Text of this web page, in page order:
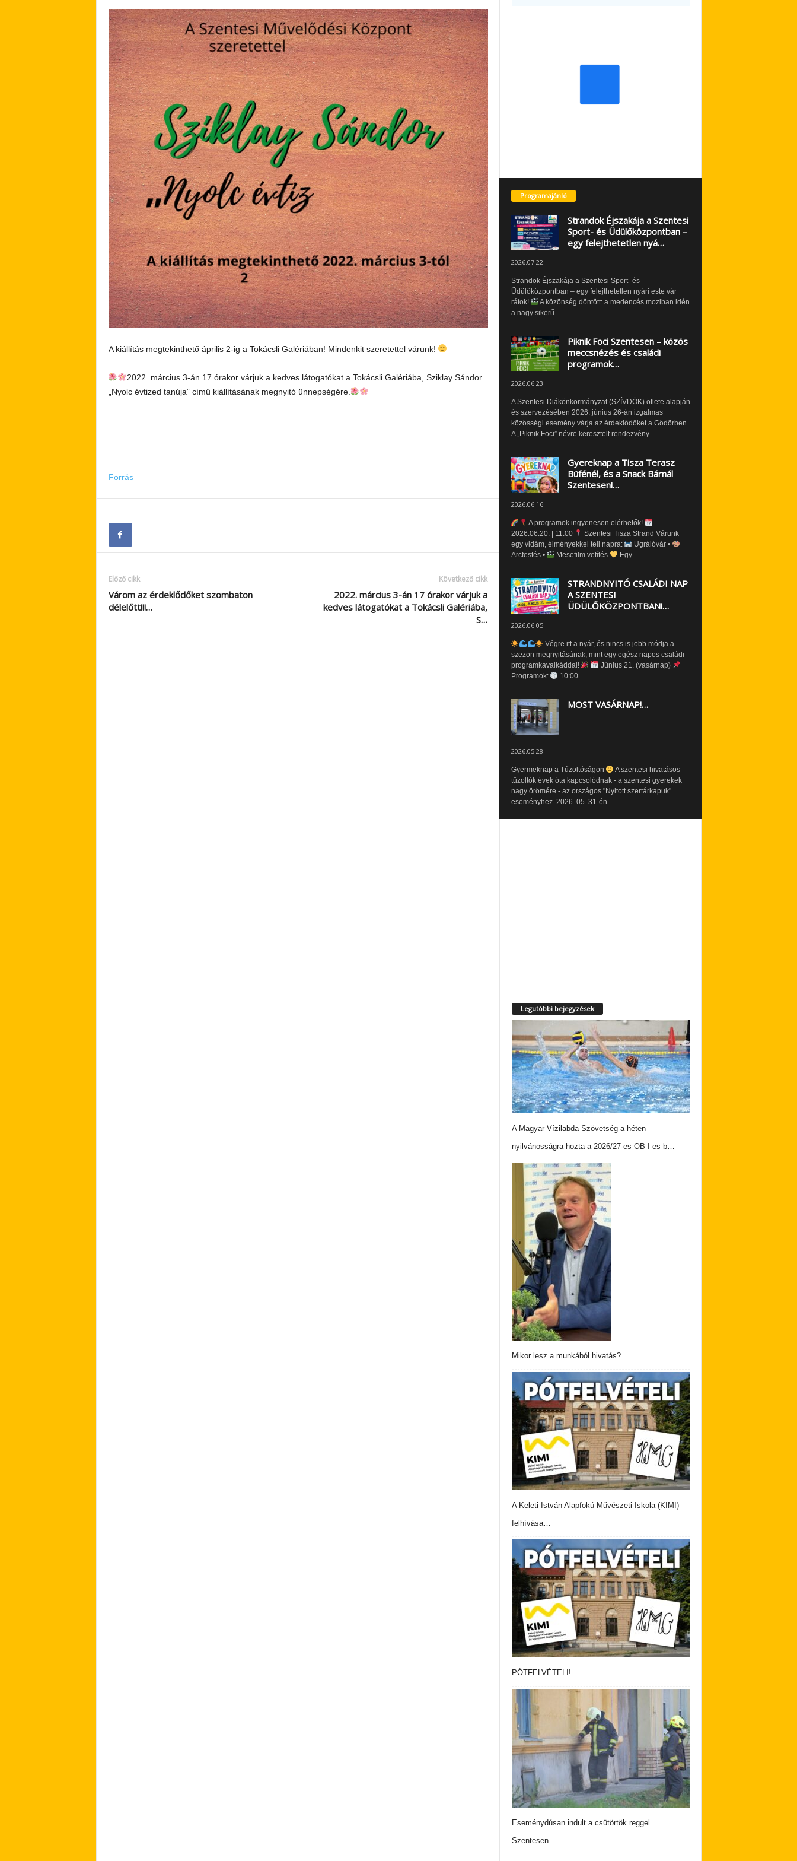
A kiállítás megtekinthető április 2-ig a Tokácsli Galériában! Mindenkit szeretettel várunk!
2022. március 3-án 17 órakor várjuk a kedves látogatókat a Tokácsli Galériába, Sziklay Sándor
„Nyolc évtized tanúja” című kiállításának megnyitó ünnepségére.
Forrás
Előző cikk
Várom az érdeklődőket szombaton
délelőtt!!!…
Következő cikk
2022. március 3-án 17 órakor várjuk a
kedves látogatókat a Tokácsli Galériába,
S…
Programajánló
Strandok Éjszakája a Szentesi
Sport- és Üdülőközpontban –
egy felejthetetlen nyá…
2026.07.22.
Strandok Éjszakája a Szentesi Sport- és
Üdülőközpontban – egy felejthetetlen nyári este vár
rátok!
A közönség döntött: a medencés moziban idén
a nagy sikerű...
Piknik Foci Szentesen – közös
meccsnézés és családi
programok…
2026.06.23.
A Szentesi Diákönkormányzat (SZÍVDÖK) ötlete alapján
és szervezésében 2026. június 26-án izgalmas
közösségi esemény várja az érdeklődőket a Gödörben.
A „Piknik Foci” névre keresztelt rendezvény...
Gyereknap a Tisza Terasz
Büfénél, és a Snack Bárnál
Szentesen!…
2026.06.16.
A programok ingyenesen elérhetők!
2026.06.20. | 11:00
Szentesi Tisza Strand Várunk
egy vidám, élményekkel teli napra:
Ugrálóvár •
Arcfestés •
Mesefilm vetítés Egy...
STRANDNYITÓ CSALÁDI NAP
A SZENTESI
ÜDÜLŐKÖZPONTBAN!…
2026.06.05.
Végre itt a nyár, és nincs is jobb módja a
szezon megnyitásának, mint egy egész napos családi
programkavalkáddal!
Június 21. (vasárnap)
Programok:
10:00...
MOST VASÁRNAP!…
2026.05.28.
Gyermeknap a Tűzoltóságon
A szentesi hivatásos
tűzoltók évek óta kapcsolódnak - a szentesi gyerekek
nagy örömére - az országos "Nyitott szertárkapuk"
eseményhez. 2026. 05. 31-én...
Legutóbbi bejegyzések
A Magyar Vízilabda Szövetség a héten
nyilvánosságra hozta a 2026/27-es OB I-es b…
Mikor lesz a munkából hivatás?…
A Keleti István Alapfokú Művészeti Iskola (KIMI)
felhívása…
PÓTFELVÉTELI!…
Eseménydúsan indult a csütörtök reggel
Szentesen…